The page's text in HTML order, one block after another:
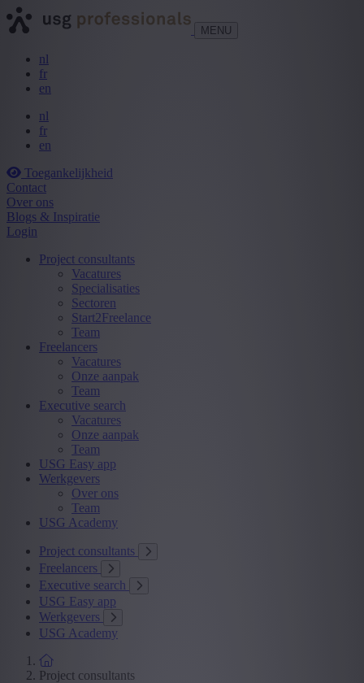
MENU
nl
fr
en
nl
fr
en
Toegankelijkheid
Contact
Over ons
Blogs & Inspiratie
Login
Project consultants
Vacatures
Specialisaties
Sectoren
Start2Freelance
Team
Freelancers
Vacatures
Onze aanpak
Team
Executive search
Vacatures
Onze aanpak
Team
USG Easy app
Werkgevers
Over ons
Team
USG Academy
Project consultants
Freelancers
Executive search
USG Easy app
Werkgevers
USG Academy
Project consultants